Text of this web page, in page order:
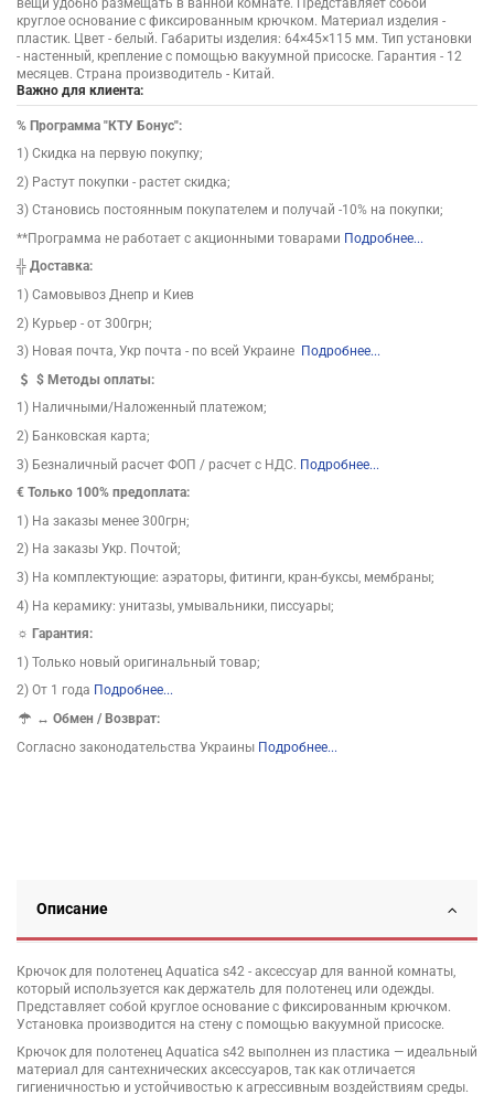
вещи удобно размещать в ванной комнате. Представляет собой
круглое основание с фиксированным крючком. Материал изделия -
пластик. Цвет - белый. Габариты изделия: 64×45×115 мм. Тип установки
- настенный, крепление с помощью вакуумной присоске. Гарантия - 12
месяцев. Страна производитель - Китай.
Важно для клиента:
% Программа "КТУ Бонус":
1) Скидка на первую покупку;
2) Растут покупки - растет скидка;
3) Становись постоянным покупателем и получай -10% на покупки;
**Программа не работает с акционными товарами Подробнее...
╬ Доставка:
1) Самовывоз Днепр и Киев
2) Курьер - от 300грн;
3) Новая почта, Укр почта - по всей Украине Подробнее...
$Методы оплаты:
1) Наличными/Наложенный платежом;
2) Банковская карта;
3) Безналичный расчет ФОП / расчет с НДС. Подробнее...
€ Только 100% предоплата:
1) На заказы менее 300грн;
2) На заказы Укр. Почтой;
3) На комплектующие: аэраторы, фитинги, кран-буксы, мембраны;
4) На керамику: унитазы, умывальники, писсуары;
☼ Гарантия:
1) Только новый оригинальный товар;
2) От 1 года Подробнее...
↔Обмен / Возврат:
Согласно законодательства Украины Подробнее...
Описание
Крючок для полотенец Aquatica s42 - аксессуар для ванной комнаты,
который используется как держатель для полотенец или одежды.
Представляет собой круглое основание с фиксированным крючком.
Установка производится на стену с помощью вакуумной присоске.
Крючок для полотенец Aquatica s42 выполнен из пластика — идеальный
материал для сантехнических аксессуаров, так как отличается
гигиеничностью и устойчивостью к агрессивным воздействиям среды.